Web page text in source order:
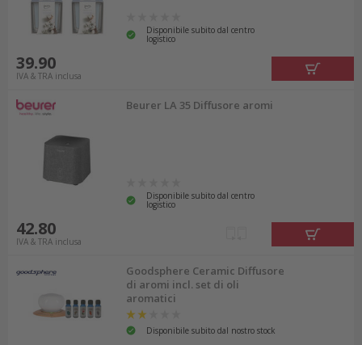
Disponibile subito dal centro
logistico
39.90
IVA & TRA inclusa
Beurer LA 35 Diffusore aromi
Disponibile subito dal centro
logistico
42.80
IVA & TRA inclusa
Goodsphere Ceramic Diffusore
di aromi incl. set di oli
aromatici
Disponibile subito dal nostro stock